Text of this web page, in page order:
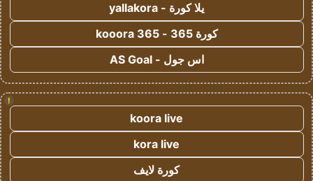
يلا كورة - yallakora
كورة 365 - kooora 365
اس جول - AS Goal
!
koora live
kora live
كورة لايف